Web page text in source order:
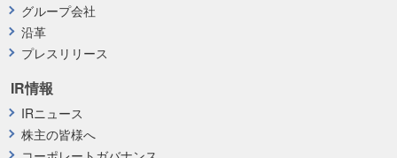
グループ会社
沿革
プレスリリース
IR情報
IRニュース
株主の皆様へ